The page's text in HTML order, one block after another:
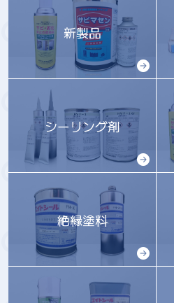
2025年08月06日
弊社ホームページをリニュ
した。
デザインや情報構成を見直
ご利用いただけるよう改善を
今後とも皆様にとって有益な
てまいりますので、ぜひご覧
いです。
新製品
シーリング剤
絶縁塗料